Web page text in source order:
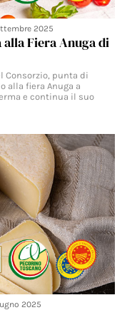
2025
Fiera Anuga di
Consorzio, punta di
alla fiera Anuga a
e continua il suo
2025